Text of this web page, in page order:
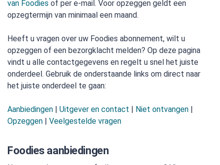
van Foodies of per e-mail. Voor opzeggen geldt een
opzegtermijn van minimaal een maand.
Heeft u vragen over uw Foodies abonnement, wilt u
opzeggen of een bezorgklacht melden? Op deze pagina
vindt u alle contactgegevens en regelt u snel het juiste
onderdeel. Gebruik de onderstaande links om direct naar
het juiste onderdeel te gaan:
Aanbiedingen | Uitgever en contact | Niet ontvangen |
Opzeggen | Veelgestelde vragen
Foodies aanbiedingen